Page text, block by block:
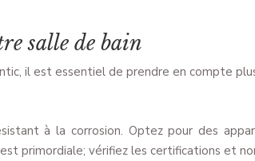
salle de bain
il est essentiel de prendre en compte
à la corrosion. Optez pour des
primordiale; vérifiez les certifications et